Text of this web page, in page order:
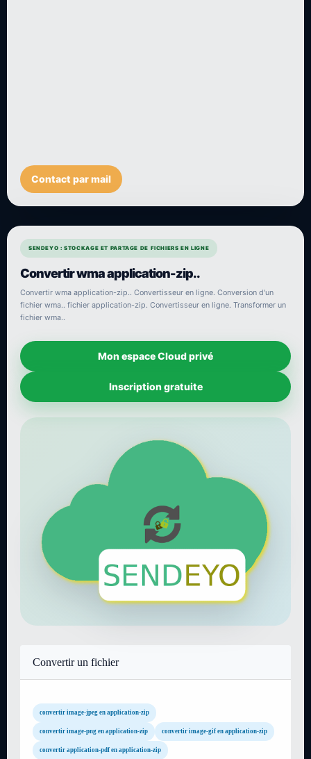
Contact par mail
SENDEYO : STOCKAGE ET PARTAGE DE FICHIERS EN LIGNE
Convertir wma application-zip..
Convertir wma application-zip.. Convertisseur en ligne. Conversion d'un
fichier wma.. fichier application-zip. Convertisseur en ligne. Transformer un
fichier wma..
Mon espace Cloud privé
Inscription gratuite
Convertir un fichier
convertir image-jpeg en application-zip
convertir image-png en application-zip convertir image-gif en application-zip
convertir application-pdf en application-zip